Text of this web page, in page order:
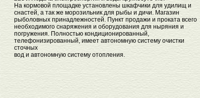
На кормовой площадке установлены шкафчики для удилищ и
снастей, а так же морозильник для рыбы и дичи. Магазин
рыболовных принадлежностей. Пункт продажи и проката всего
необходимого снаряжения и оборудования для ныряния и
погружения. Полностью кондиционированный,
телефонизированный, имеет автономную систему очистки
сточных
вод и автономную систему отопления.